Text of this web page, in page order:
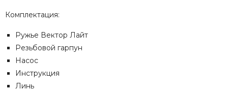
Комплектация:
Ружье Вектор Лайт
Резьбовой гарпун
Насос
Инструкция
Линь